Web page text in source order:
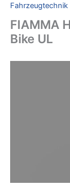
Fahrzeugtechnik
FIAMMA
Bike UL